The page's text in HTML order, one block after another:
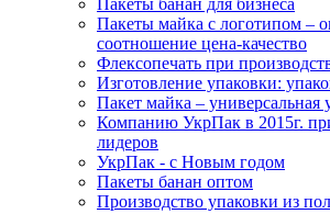
Пакеты майка с логотипом –
соотношение цена-качество
Флексопечать при
Изготовление упаковки:
Пакет майка – универсальная
Компанию УкрПак в 2015г.
лидеров
УкрПак - с Новым годом
Пакеты банан оптом
Производство упаковки из